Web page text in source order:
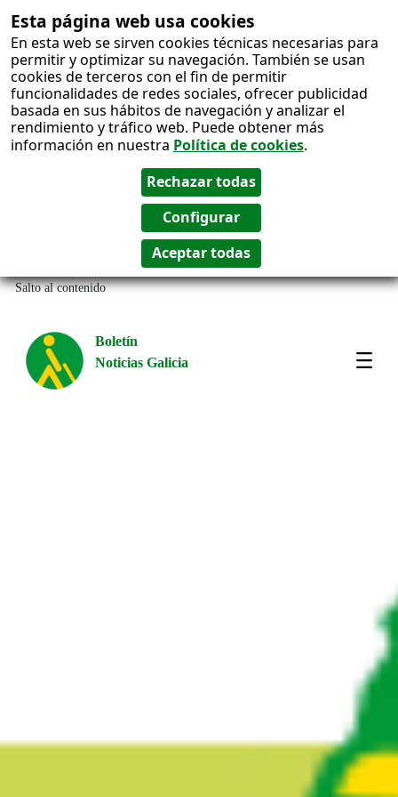
Esta página web usa cookies
En esta web se sirven cookies técnicas necesarias para
permitir y optimizar su navegación. También se usan
cookies de terceros con el fin de permitir
funcionalidades de redes sociales, ofrecer publicidad
basada en sus hábitos de navegación y analizar el
rendimiento y tráfico web. Puede obtener más
información en nuestra Política de cookies.
Salto al contenido
Boletín
Noticias Galicia